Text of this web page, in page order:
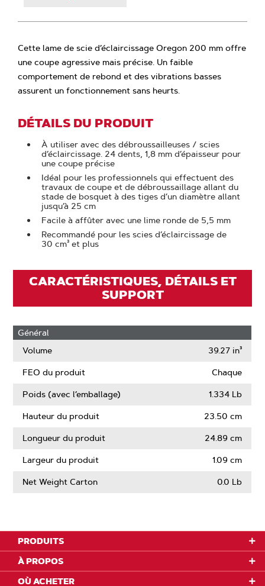
Cette lame de scie d’éclaircissage Oregon 200 mm offre
une coupe agressive mais précise. Un faible
comportement de rebond et des vibrations basses
assurent un fonctionnement sans heurts.
DÉTAILS DU PRODUIT
À utiliser avec des débroussailleuses / scies
d’éclaircissage. 24 dents, 1,8 mm d’épaisseur pour
une coupe précise
Idéal pour les professionnels qui effectuent des
travaux de coupe et de débroussaillage allant du
stade de bosquet à des tiges d’un diamètre allant
jusqu’à 25 cm
Facile à affûter avec une lime ronde de 5,5 mm
Recommandé pour les scies d’éclaircissage de
30 cm³ et plus
CARACTÉRISTIQUES, DÉTAILS ET
SUPPORT
Général
Volume
39.27 in³
FEO du produit Chaque
Poids (avec l’emballage) 1.334 Lb
Hauteur du produit 23.50 cm
Longueur du produit 24.89 cm
Largeur du produit 1.09 cm
Net Weight Carton 0.0 Lb
PRODUITS
À PROPOS
OÙ ACHETER